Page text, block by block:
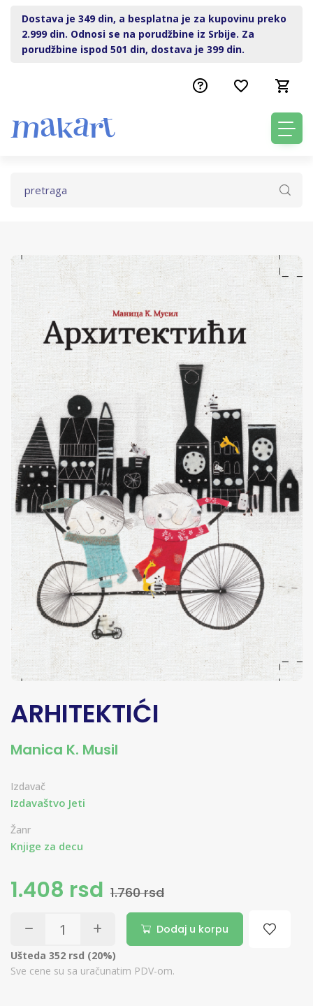
Dostava je 349 din, a besplatna je za kupovinu preko
2.999 din. Odnosi se na porudžbine iz Srbije. Za
porudžbine ispod 501 din, dostava je 399 din.
ARHITEKTIĆI
Manica K. Musil
Izdavač
Izdavaštvo Jeti
Žanr
Knjige za decu
1.408 rsd 1.760 rsd
Dodaj u korpu
Ušteda 352 rsd (20%)
Sve cene su sa uračunatim PDV-om.